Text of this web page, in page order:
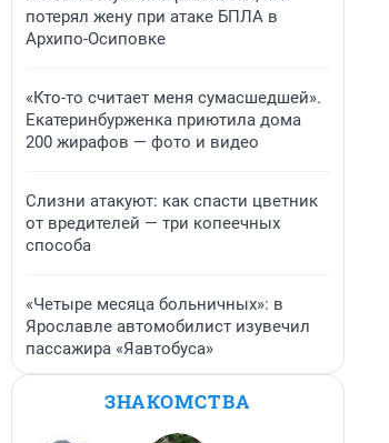
потерял жену при атаке БПЛА в
Архипо-Осиповке
«Кто-то считает меня сумасшедшей».
Екатеринбурженка приютила дома
200 жирафов — фото и видео
Слизни атакуют: как спасти цветник
от вредителей — три копеечных
способа
«Четыре месяца больничных»: в
Ярославле автомобилист изувечил
пассажира «Яавтобуса»
ЗНАКОМСТВА